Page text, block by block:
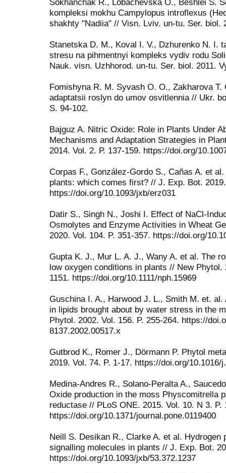
kompleksi mokhu Campylopus introflexus
shakhty "Nadiia" // Visn. Lviv. un-tu. Ser. biol.
Stanetska D. M., Koval I. V., Dzhurenko N. I.
stresu na pihmentnyi kompleks vydiv rodu
Nauk. visn. Uzhhorod. un-tu. Ser. biol. 2011.
Fomishyna R. M. Syvash O. O., Zakharova
adaptatsii roslyn do umov osvitlennia // Ukr.
S. 94-102.
Bajguz A. Nitric Oxide: Role in Plants Under
Mechanisms and Adaptation Strategies in
2014. Vol. 2. Р. 137-159. https://doi.org/
Corpas F., González-Gordo S., Cañas A. et
plants: which comes first? // J. Exp. Bot.
https://doi.org/10.1093/jxb/erz031
Datir S., Singh N., Joshi I. Effect of NaCl-
Osmolytes and Enzyme Activities in Wheat
2020. Vol. 104. P. 351-357. https://doi.org/
Gupta K. J., Mur L. A. J., Wany A. et al. The
low oxygen conditions in plants // New Phytol.
1151. https://doi.org/10.1111/nph.15969
Guschina I. A., Harwood J. L., Smith M. et.
in lipids brought about by water stress in the
Phytol. 2002. Vol. 156. P. 255-264. https://
8137.2002.00517.x
Gutbrod K., Romer J., Dörmann P. Phytol
2019. Vol. 74. P. 1-17. https://doi.org/10.1016/
Medina-Andrеs R., Solano-Peralta A.,
Oxide production in the moss Physcomitrella
reductase // PLoS ONE. 2015. Vol. 10. N 3. P.
https://doi.org/10.1371/journal.pone.0119400
Neill S. Desikan R., Clarke A. et al. Hydrogen
signalling molecules in plants // J. Exp. Bot.
https://doi.org/10.1093/jxb/53.372.1237